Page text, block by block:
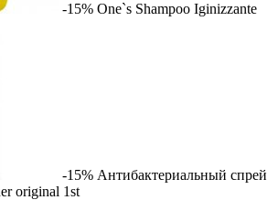
-15% One`s Shampoo Iginizzante
-15% Антибактериальный спрей
original 1st